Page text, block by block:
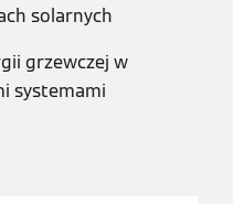
solarnych
grzewczej w
systemami